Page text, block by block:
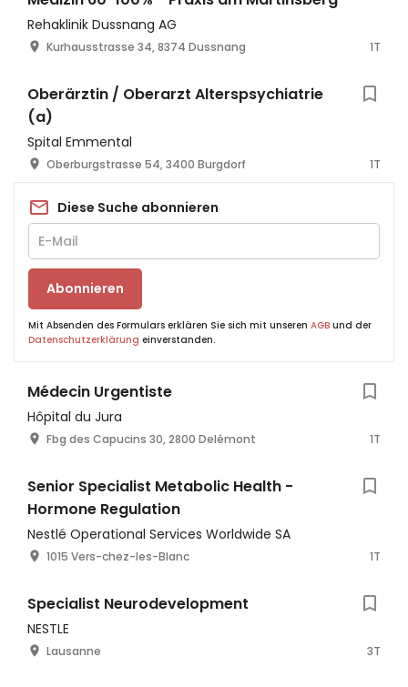
Rehaklinik Dussnang AG
Kurhausstrasse 34, 8374 Dussnang 1T
Oberärztin / Oberarzt Alterspsychiatrie
(a)
Spital Emmental
Oberburgstrasse 54, 3400 Burgdorf 1T
Diese Suche abonnieren
Abonnieren
Mit Absenden des Formulars erklären Sie sich mit unseren AGB und der
Datenschutzerklärung einverstanden.
Médecin Urgentiste
Hôpital du Jura
Fbg des Capucins 30, 2800 Delémont 1T
Senior Specialist Metabolic Health -
Hormone Regulation
Nestlé Operational Services Worldwide SA
1015 Vers-chez-les-Blanc 1T
Specialist Neurodevelopment
NESTLE
Lausanne 3T